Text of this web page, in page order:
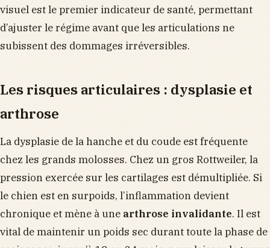
visuel est le premier indicateur de santé, permettant
d’ajuster le régime avant que les articulations ne
subissent des dommages irréversibles.
Les risques articulaires : dysplasie et
arthrose
La dysplasie de la hanche et du coude est fréquente
chez les grands molosses. Chez un gros Rottweiler, la
pression exercée sur les cartilages est démultipliée. Si
le chien est en surpoids, l’inflammation devient
chronique et mène à une arthrose invalidante. Il est
vital de maintenir un poids sec durant toute la phase de